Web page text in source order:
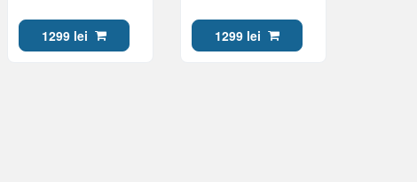
1299 lei 1299 lei